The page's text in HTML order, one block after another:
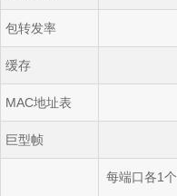
包转发率
缓存
MAC地址表
巨型帧
每端口各1个